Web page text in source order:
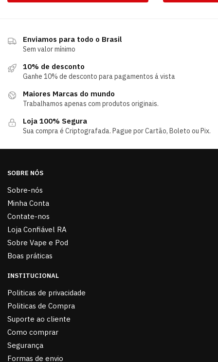
Enviamos para todo o Brasil
Sem valor mínimo
10% de desconto
Ganhe 10% de desconto para pagamentos á vista
Maiores Marcas do mundo
Trabalhamos apenas com produtos originais.
Loja 100% Segura
Sua compra é Criptografada. Pague por Cartão, Boleto ou Pix.
SOBRE NÓS
Sobre-nós
Minha Conta
Contate-nos
Loja Confiável RA
Sobre Vape e Pod
Boas práticas
INSTITUCIONAL
Politicas de privacidade
Politicas de Compra
Suporte ao cliente
Como comprar
Segurança
Formas de envio